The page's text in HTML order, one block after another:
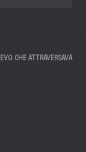
CHE ATTRAVERSAVA